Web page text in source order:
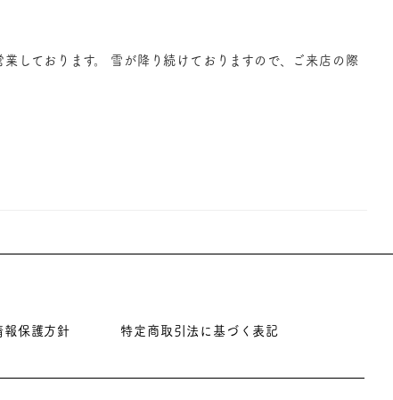
しております。 雪が降り続けておりますので、ご来店の際
報保護方針 特定商取引法に基づく表記